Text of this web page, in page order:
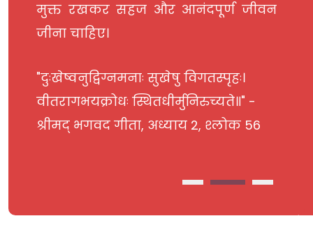
अपने कर्तव्यों में निष्ठा रखने के साथ ही
फलों का आसक्त नहीं होना चाहिए।
"सुखदुःखे समे कृत्वा लाभालाभौ जयाजयौ।
ततो युद्धाय युज्यस्व नैवं पापमवाप्स्यसि॥" -
श्रीमद् भगवद गीता, अध्याय 2, श्लोक 38